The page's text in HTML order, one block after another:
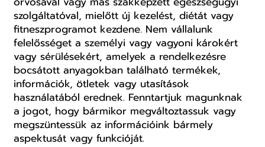
szolgáltatóval, mielőtt új kezelést, diétát vagy
fitneszprogramot kezdene. Nem vállalunk
felelősséget a személyi vagy vagyoni károkért
vagy sérülésekért, amelyek a rendelkezésre
bocsátott anyagokban található termékek,
információk, ötletek vagy utasítások
használatából erednek. Fenntartjuk magunknak
a jogot, hogy bármikor megváltoztassuk vagy
megszüntessük az információink bármely
aspektusát vagy funkcióját.